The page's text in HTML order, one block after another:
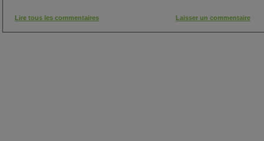
Lire tous les commentaires Laisser un commentaire